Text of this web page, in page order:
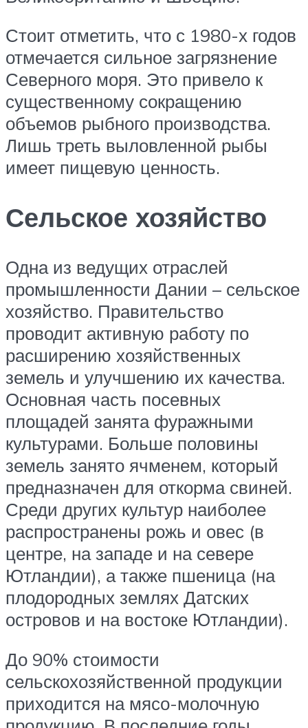
Стоит отметить, что с 1980-х годов
отмечается сильное загрязнение
Северного моря. Это привело к
существенному сокращению
объемов рыбного производства.
Лишь треть выловленной рыбы
имеет пищевую ценность.
Сельское хозяйство
Одна из ведущих отраслей
промышленности Дании – сельское
хозяйство. Правительство
проводит активную работу по
расширению хозяйственных
земель и улучшению их качества.
Основная часть посевных
площадей занята фуражными
культурами. Больше половины
земель занято ячменем, который
предназначен для откорма свиней.
Среди других культур наиболее
распространены рожь и овес (в
центре, на западе и на севере
Ютландии), а также пшеница (на
плодородных землях Датских
островов и на востоке Ютландии).
До 90% стоимости
сельскохозяйственной продукции
приходится на мясо-молочную